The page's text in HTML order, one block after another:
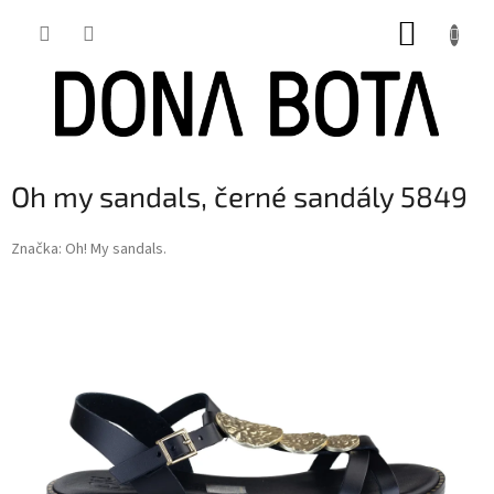
Oh my sandals, černé sandály 5849
Značka: Oh! My sandals.